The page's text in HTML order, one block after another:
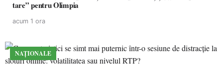
tare” pentru Olimpia
acum 1 ora
NAȚIONALE